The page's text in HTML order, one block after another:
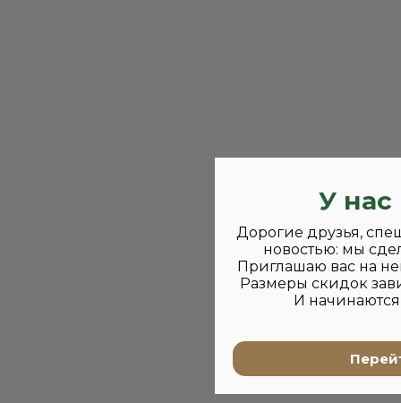
У нас
Дорогие друзья,
новостью: мы
Приглашаю вас на
Размеры скидок
И начинаются